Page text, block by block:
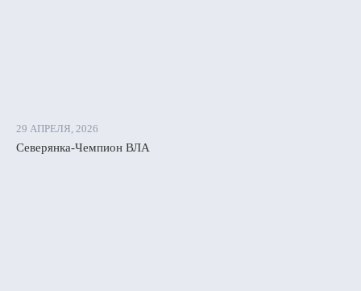
29 АПРЕЛЯ, 2026
Северянка-Чемпион ВЛА